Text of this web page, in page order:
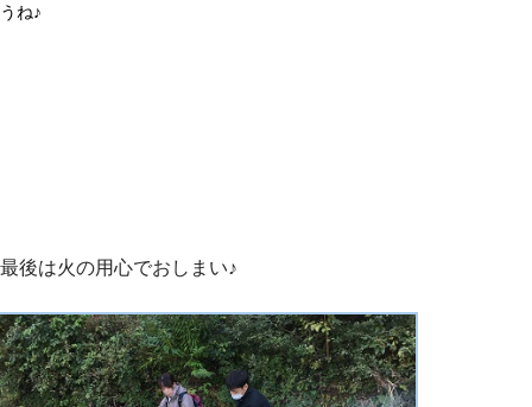
うね♪
最後は火の用心でおしまい♪